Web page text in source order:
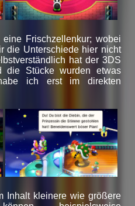
Frischzellenkur; wobei
die Unterschiede hier nicht
hat der 3DS
die Stücke wurden etwas
ich erst im direkten
Inhalt kleinere wie größere